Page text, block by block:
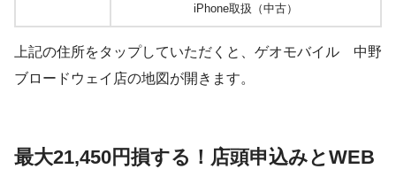
iPhone取扱（中古）
上記の住所をタップしていただくと、ゲオモバイル 中野
ブロードウェイ店の地図が開きます。
最大21,450円損する！店頭申込みとWEB